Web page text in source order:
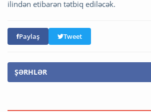
ilindən etibarən tətbiq ediləcək.
Paylaş Tweet
ŞƏRHLƏR